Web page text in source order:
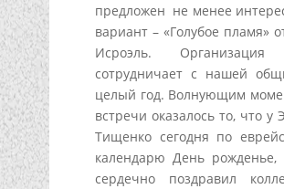
предложен не менее
вариант – «Голубое пламя»
Исроэль. Организация
сотрудничает с нашей
целый год. Волнующим
встречи оказалось то, что у
Тищенко сегодня по
календарю День рожденье,
сердечно поздравил